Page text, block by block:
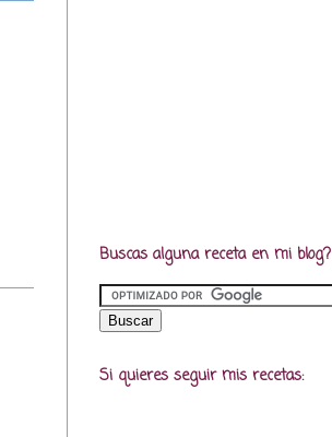
Buscas alguna receta en mi blog?
Si quieres seguir mis recetas: